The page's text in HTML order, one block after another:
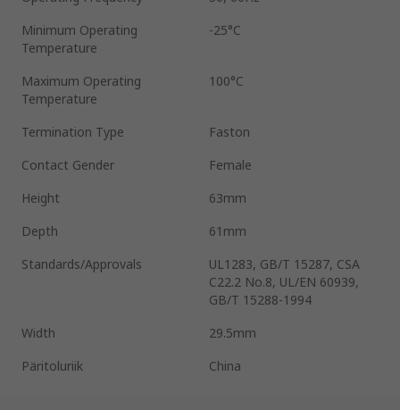
Minimum Operating
Temperature
-25°C
Maximum Operating
Temperature
100°C
Termination Type
Faston
Contact Gender
Female
Height
63mm
Depth
61mm
Standards/Approvals
UL1283, GB/T 15287, CSA
C22.2 No.8, UL/EN 60939,
GB/T 15288-1994
Width
29.5mm
Päritoluriik
China